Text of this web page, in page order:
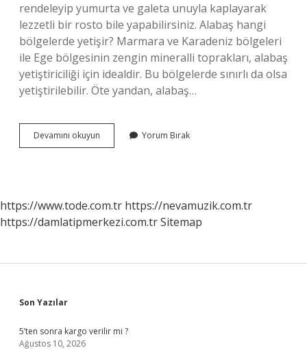
rendeleyip yumurta ve galeta unuyla kaplayarak
lezzetli bir rosto bile yapabilirsiniz. Alabaş hangi
bölgelerde yetişir? Marmara ve Karadeniz bölgeleri
ile Ege bölgesinin zengin mineralli toprakları, alabaş
yetiştiriciliği için idealdir. Bu bölgelerde sınırlı da olsa
yetiştirilebilir. Öte yandan, alabaş…
Devamını okuyun
Türkiyede
Yorum Bırak
https://www.tode.com.tr https://nevamuzik.com.tr
https://damlatipmerkezi.com.trSitemap
Sidebar
Son Yazılar
5’ten sonra kargo verilir mi ?
Ağustos 10, 2026